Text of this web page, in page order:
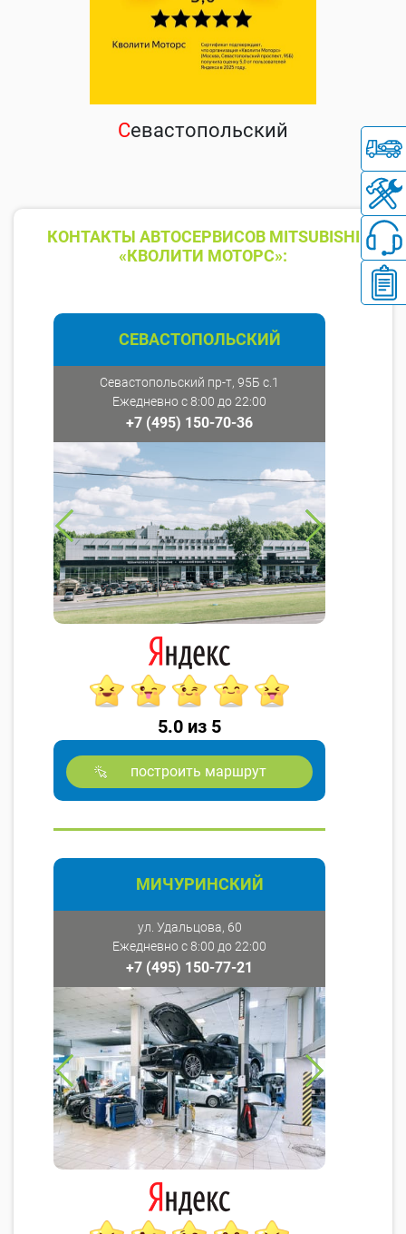
Севастопольский
КОНТАКТЫ АВТОСЕРВИСОВ MITSUBISHI
«КВОЛИТИ МОТОРС»:
СЕВАСТОПОЛЬСКИЙ
Севастопольский пр-т, 95Б с.1
Ежедневно с 8:00 до 22:00
+7 (495) 150-70-36
5.0 из 5
построить маршрут
МИЧУРИНСКИЙ
ул. Удальцова, 60
Ежедневно с 8:00 до 22:00
+7 (495) 150-77-21